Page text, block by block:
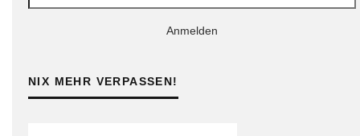
Anmelden
NIX MEHR VERPASSEN!